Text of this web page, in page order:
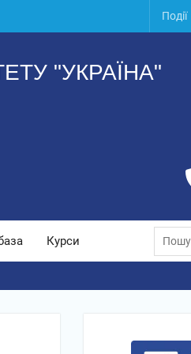
Події
"УКРАЇНА"
Курси
Пошук: